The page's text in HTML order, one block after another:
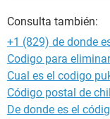
Consulta también:
+1 (829) de donde
Codigo para
Cual es el codigo
Código postal de
De donde es el